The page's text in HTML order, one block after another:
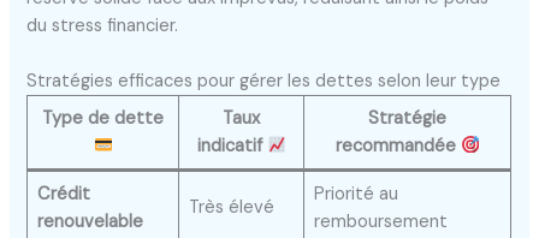
du stress financier.
Stratégies efficaces pour gérer les dettes selon leur type
Type de dette
Taux
indicatif
Stratégie
recommandée
Crédit
renouvelable
Très élevé
Priorité au
remboursement